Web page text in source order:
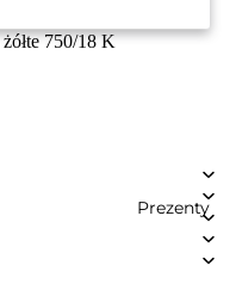
Prezenty
żółte 750/18 K